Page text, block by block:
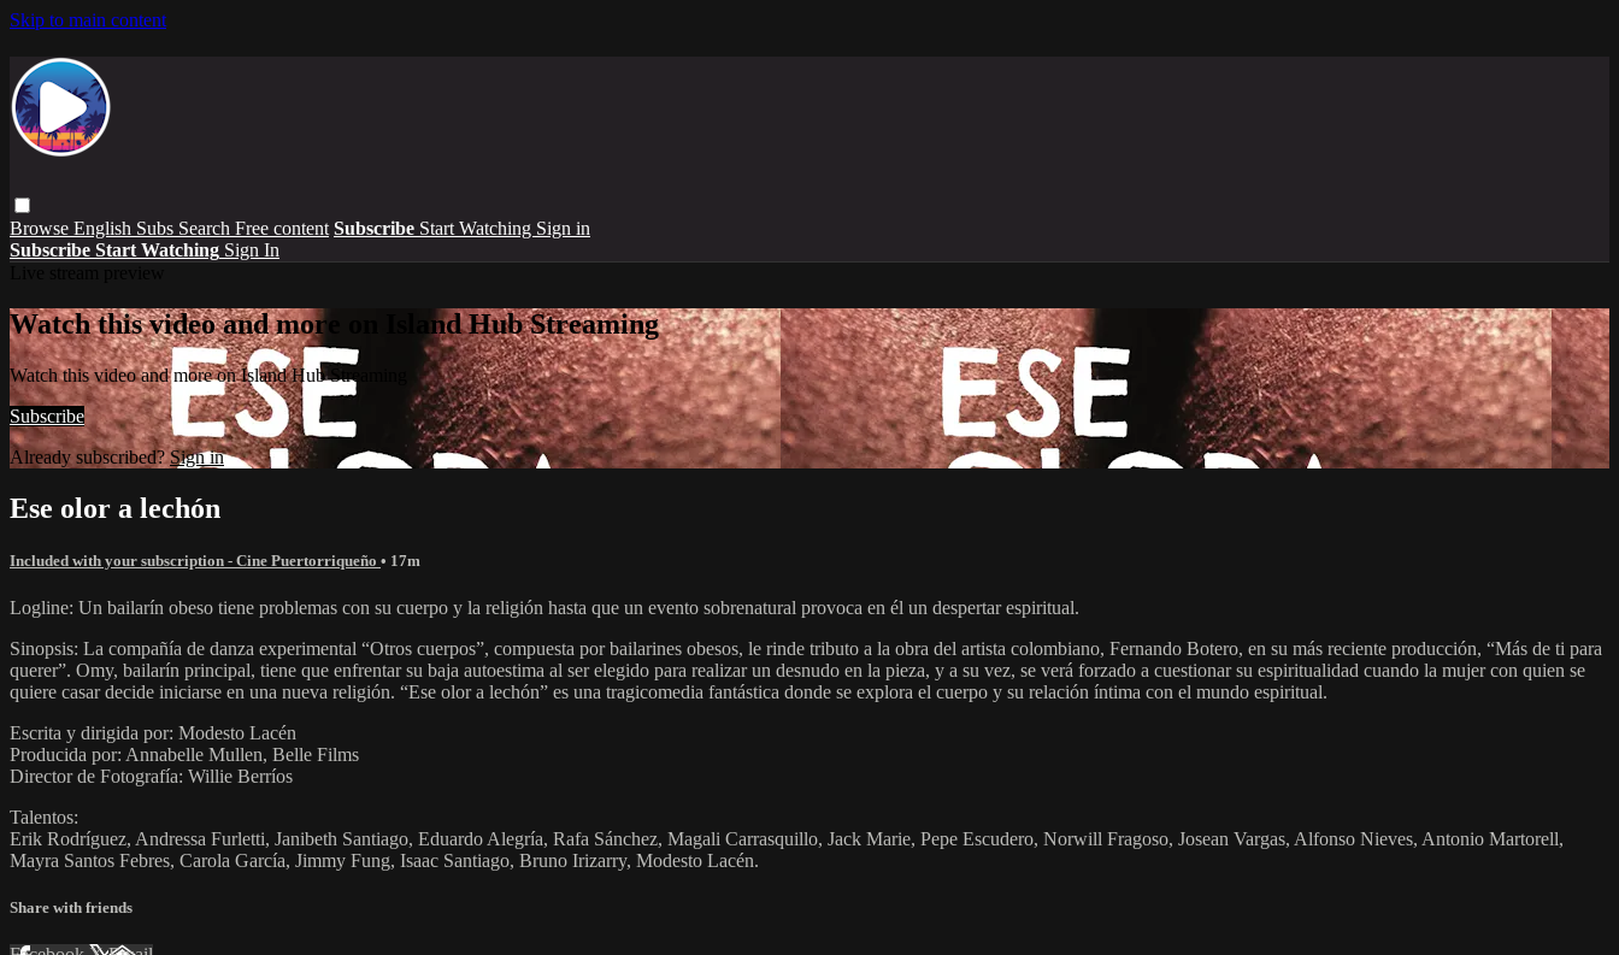
Skip to main content
Browse English Subs Search Free content Subscribe Start Watching Sign in
Subscribe Start Watching Sign In
Watch this video and more on Island Hub Streaming
Watch this video and more on Island Hub Streaming
Subscribe
Already subscribed?Sign in
Ese olor a lechón
Included with your subscription - Cine Puertorriqueño • 17m
Logline: Un bailarín obeso tiene problemas con su cuerpo y la religión hasta que un evento sobrenatural provoca en él un despertar espiritual.
Sinopsis: La compañía de danza experimental “Otros cuerpos”, compuesta por bailarines obesos, le rinde tributo a la obra del artista colombiano, Fernando Botero, en su más reciente producción, “Más de ti para
querer”. Omy, bailarín principal, tiene que enfrentar su baja autoestima al ser elegido para realizar un desnudo en la pieza, y a su vez, se verá forzado a cuestionar su espiritualidad cuando la mujer con quien se
quiere casar decide iniciarse en una nueva religión. “Ese olor a lechón” es una tragicomedia fantástica donde se explora el cuerpo y su relación íntima con el mundo espiritual.
Escrita y dirigida por: Modesto Lacén
Producida por: Annabelle Mullen, Belle Films
Director de Fotografía: Willie Berríos
Talentos:
Erik Rodríguez, Andressa Furletti, Janibeth Santiago, Eduardo Alegría, Rafa Sánchez, Magali Carrasquillo, Jack Marie, Pepe Escudero, Norwill Fragoso, Josean Vargas, Alfonso Nieves, Antonio Martorell,
Mayra Santos Febres, Carola García, Jimmy Fung, Isaac Santiago, Bruno Irizarry, Modesto Lacén.
Share with friends